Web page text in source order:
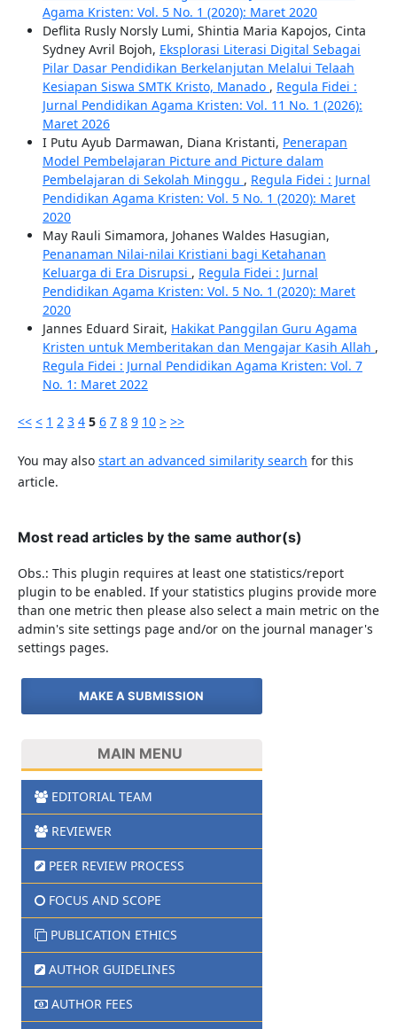
Agama Kristen: Vol. 5 No. 1 (2020): Maret 2020
Deflita Rusly Norsly Lumi, Shintia Maria Kapojos, Cinta
Sydney Avril Bojoh, Eksplorasi Literasi Digital Sebagai
Pilar Dasar Pendidikan Berkelanjutan Melalui Telaah
Kesiapan Siswa SMTK Kristo, Manado , Regula Fidei :
Jurnal Pendidikan Agama Kristen: Vol. 11 No. 1 (2026):
Maret 2026
I Putu Ayub Darmawan, Diana Kristanti, Penerapan
Model Pembelajaran Picture and Picture dalam
Pembelajaran di Sekolah Minggu , Regula Fidei : Jurnal
Pendidikan Agama Kristen: Vol. 5 No. 1 (2020): Maret
2020
May Rauli Simamora, Johanes Waldes Hasugian,
Penanaman Nilai-nilai Kristiani bagi Ketahanan
Keluarga di Era Disrupsi , Regula Fidei : Jurnal
Pendidikan Agama Kristen: Vol. 5 No. 1 (2020): Maret
2020
Jannes Eduard Sirait, Hakikat Panggilan Guru Agama
Kristen untuk Memberitakan dan Mengajar Kasih Allah ,
Regula Fidei : Jurnal Pendidikan Agama Kristen: Vol. 7
No. 1: Maret 2022
<< < 1 2 3 4 5 6 7 8 9 10 > >>
You may also start an advanced similarity search for this
article.
Most read articles by the same author(s)
Obs.: This plugin requires at least one statistics/report
plugin to be enabled. If your statistics plugins provide more
than one metric then please also select a main metric on the
admin's site settings page and/or on the journal manager's
settings pages.
MAKE A SUBMISSION
MAIN MENU
EDITORIAL TEAM
REVIEWER
PEER REVIEW PROCESS
FOCUS AND SCOPE
PUBLICATION ETHICS
AUTHOR GUIDELINES
AUTHOR FEES